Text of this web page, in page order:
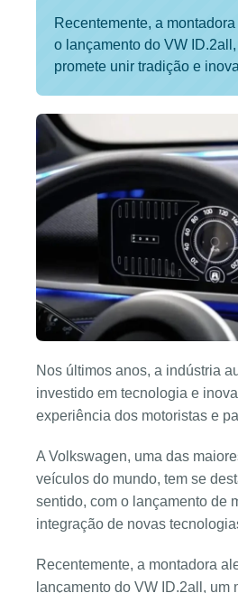
Recentemente, a
o lançamento do VW
promete unir tradição e
Nos últimos anos, a indústria
investido em tecnologia e
experiência dos motoristas e
A Volkswagen, uma das
veículos do mundo, tem se
sentido, com o lançamento de
integração de novas
Recentemente, a montadora
lançamento do VW ID.2all, um